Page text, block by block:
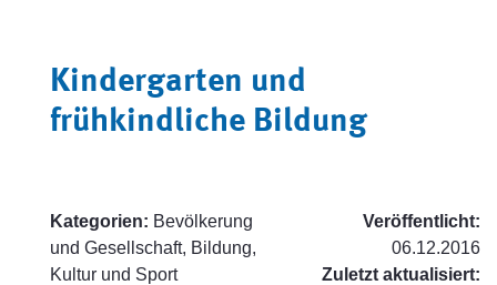
Kindergarten und
frühkindliche Bildung
Kategorien: Bevölkerung
und Gesellschaft, Bildung,
Kultur und Sport
Veröffentlicht:
06.12.2016
Zuletzt aktualisiert: